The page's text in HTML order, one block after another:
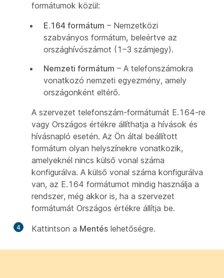
formátumok közül:
E.164 formátum – Nemzetközi
szabványos formátum, beleértve az
országhívószámot (1–3 számjegy).
Nemzeti formátum – A telefonszámokra
vonatkozó nemzeti egyezmény, amely
országonként eltérő.
A szervezet telefonszám-formátumát E.164-re
vagy Országos értékre állíthatja a hívások és
hívásnapló esetén. Az Ön által beállított
formátum olyan helyszínekre vonatkozik,
amelyeknél nincs külső vonal száma
konfigurálva. A külső vonal száma konfigurálva
van, az E.164 formátumot mindig használja a
rendszer, még akkor is, ha a szervezet
formátumát Országos értékre állítja be.
4 Kattintson a Mentés lehetőségre.